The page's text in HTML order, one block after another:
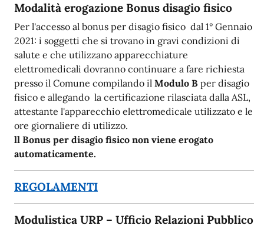
Modalità erogazione Bonus disagio fisico
Per l'accesso al bonus per disagio fisico dal 1° Gennaio
2021: i soggetti che si trovano in gravi condizioni di
salute e che utilizzano apparecchiature
elettromedicali dovranno continuare a fare richiesta
presso il Comune compilando il Modulo B per disagio
fisico e allegando la certificazione rilasciata dalla ASL,
attestante l'apparecchio elettromedicale utilizzato e le
ore giornaliere di utilizzo.
ll Bonus per disagio fisico non viene erogato
automaticamente.
REGOLAMENTI
Modulistica URP – Ufficio Relazioni Pubblico